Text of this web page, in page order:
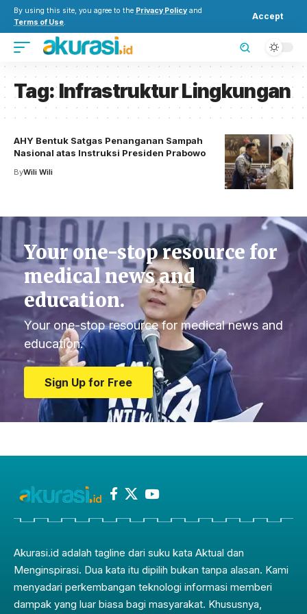
By using this site, you agree to the Privacy Policy and
Terms of Use.
Accept
Tag:Infrastruktur Lingkungan
AHY Bentuk Satgas Penanganan Sampah
Nasional atas Instruksi Presiden Prabowo
ByWili Wili
Your one-stop resource for
medical news and
education.
Your one-stop resource for medical news and
education.
Sign Up for Free
Akurasi.id adalah tagline dari suku kata Aktual dan
Menginspirasi. Dua kata itu dipilih bukan tanpa alasan. Kami
menyadari perkembangan teknologi informasi memberi
dampak yang luar biasa bagi masyarakat. Khususnya,